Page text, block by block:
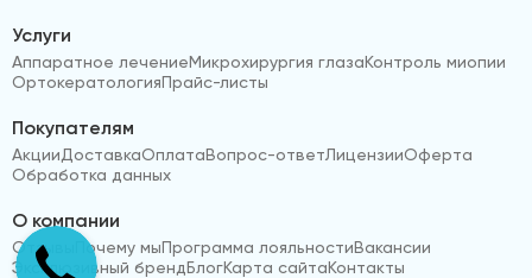
Услуги
Аппаратное лечениеМикрохирургия глазаКонтроль миопии
ОртокератологияПрайс-листы
Покупателям
АкцииДоставкаОплатаВопрос-ответЛицензииОферта
Обработка данных
О компании
Отзывы Почему мыПрограмма лояльностиВакансии
Эксклюзивный брендБлогКарта сайтаКонтакты